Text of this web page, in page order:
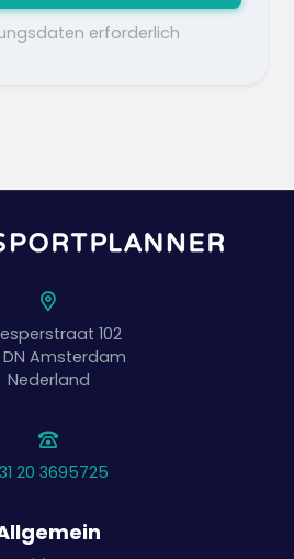
erforderlich
102
DN Amsterdam
Nederland
20 3695725